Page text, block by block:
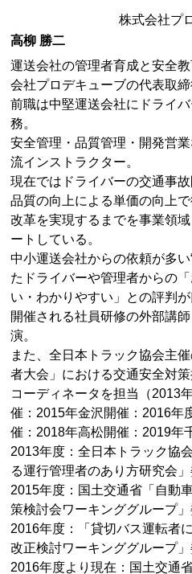
株式会社プ
高柳 勝二
運送会社の管理者育成と安全
会社プロデキューブの代表取締
前職は中堅運送会社にドライ
務。
安全管理・品質管理・開発営
流インストラクター。
現在ではドライバーの交通事
品質の向上による単価の向上
改革を実現するまでを事業領
ートしている。
中小運送会社からの依頼が多
たドライバーや管理者からの
い・わかりやすい」との評判
開催される社員研修の外部講
演。
また、全日本トラック協会主
者大会」における交通安全対
コーディネータを担当（2013
催：2015年金沢開催：2016年
催：2018年高松開催：2019年
2013年度：全日本トラック協
る運行管理者のあり方研究会」
2015年度：国土交通省「自動
策検討会ワーキンググループ」
2016年度：「貸切バス運転者
改正検討ワーキンググループ」
2016年度より現在：国土交通